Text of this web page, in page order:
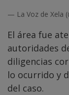
— La Voz de Xela
El área fue
autoridades
diligencias
lo ocurrido y
del caso.